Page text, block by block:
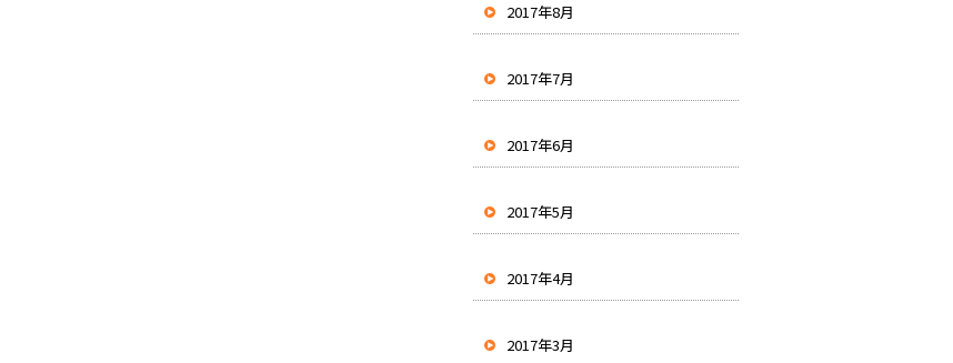
2017年8月
2017年7月
2017年6月
2017年5月
2017年4月
2017年3月